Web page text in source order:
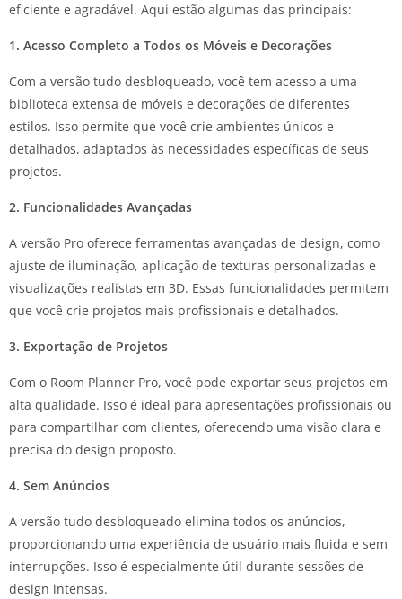
eficiente e agradável. Aqui estão algumas das principais:
1. Acesso Completo a Todos os Móveis e Decorações
Com a versão tudo desbloqueado, você tem acesso a uma
biblioteca extensa de móveis e decorações de diferentes
estilos. Isso permite que você crie ambientes únicos e
detalhados, adaptados às necessidades específicas de seus
projetos.
2. Funcionalidades Avançadas
A versão Pro oferece ferramentas avançadas de design, como
ajuste de iluminação, aplicação de texturas personalizadas e
visualizações realistas em 3D. Essas funcionalidades permitem
que você crie projetos mais profissionais e detalhados.
3. Exportação de Projetos
Com o Room Planner Pro, você pode exportar seus projetos em
alta qualidade. Isso é ideal para apresentações profissionais ou
para compartilhar com clientes, oferecendo uma visão clara e
precisa do design proposto.
4. Sem Anúncios
A versão tudo desbloqueado elimina todos os anúncios,
proporcionando uma experiência de usuário mais fluida e sem
interrupções. Isso é especialmente útil durante sessões de
design intensas.